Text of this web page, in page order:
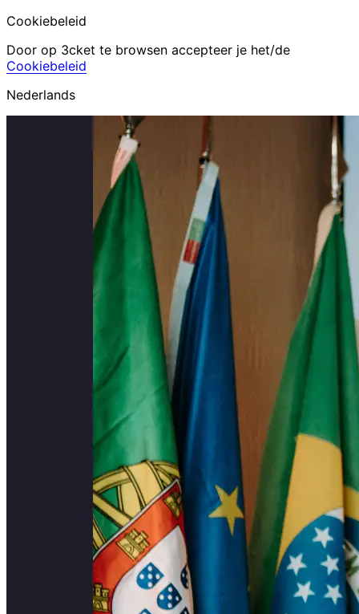
Cookiebeleid
Door op 3cket te browsen accepteer je het/de
Cookiebeleid
Nederlands